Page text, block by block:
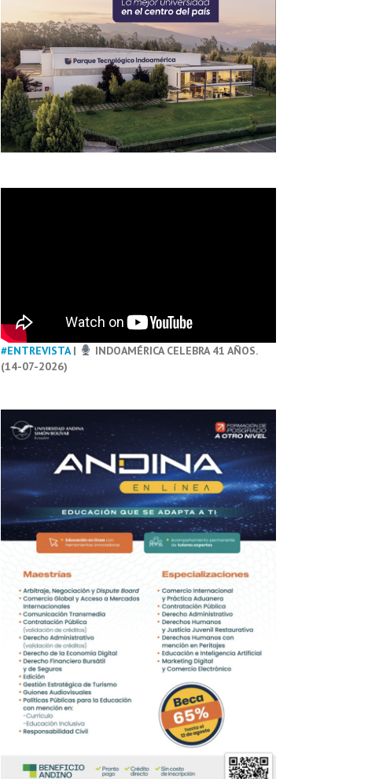
#ENTREVISTA|
INDOAMÉRICA CELEBRA 41 AÑOS.
(14-07-2026)